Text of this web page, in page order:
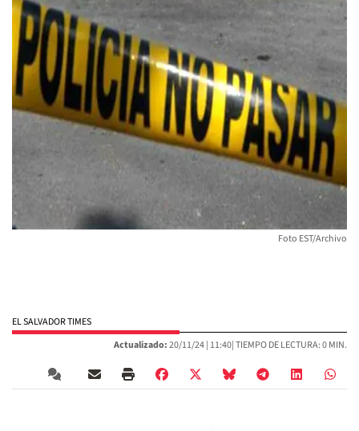
Foto EST/Archivo
EL SALVADOR TIMES
Actualizado:20/11/24 | 11:40| TIEMPO DE LECTURA: 0 MIN.